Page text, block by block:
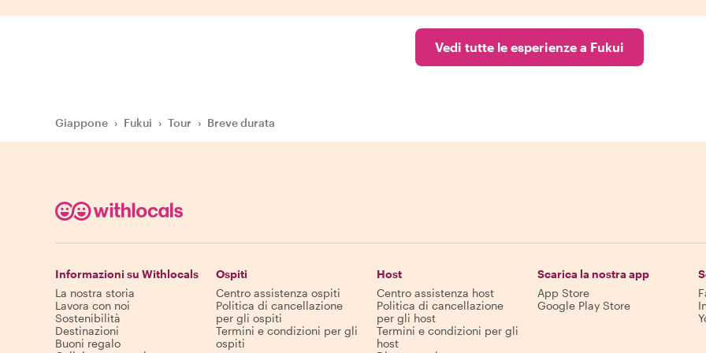
Vedi tutte le esperienze a Fukui
Giappone › Fukui › Tour › Breve durata
Informazioni su Withlocals
La nostra storia
Lavora con noi
Sostenibilità
Destinazioni
Buoni regalo
Ospiti
Centro assistenza ospiti
Politica di cancellazione
per gli ospiti
Termini e condizioni per gli
ospiti
Host
Centro assistenza host
Politica di cancellazione
per gli host
Termini e condizioni per gli
host
Scarica la nostra app
App Store
Google Play Store